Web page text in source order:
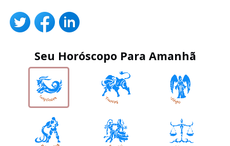
Seu Horóscopo Para Amanhã